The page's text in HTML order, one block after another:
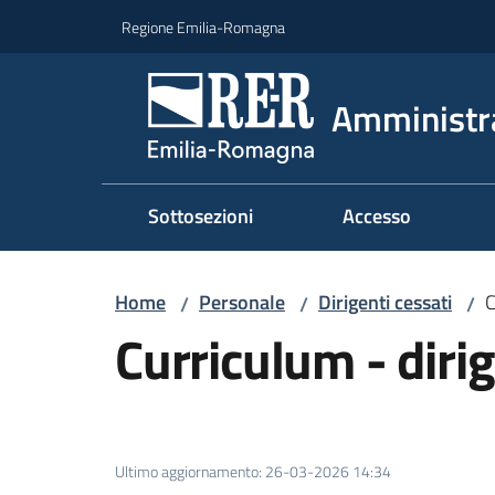
Regione Emilia-Romagna
Sottosezioni Accesso
Home / Personale / Dirigenti cessati /
Curriculum -
Ultimo aggiornamento: 26-03-2026 14:34